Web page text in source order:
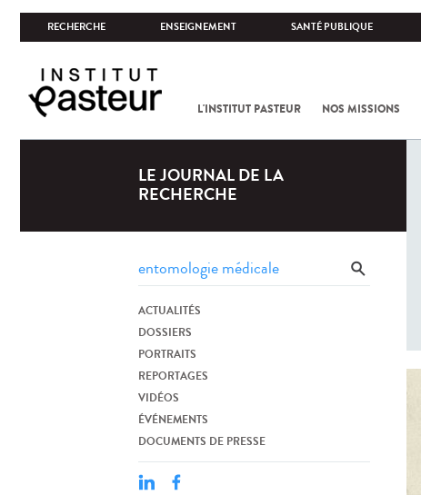
RECHERCHE ENSEIGNEMENT SANTÉ PUBLIQUE
L'INSTITUT PASTEUR NOS MISSIONS
LE JOURNAL DE LA
RECHERCHE
ACTUALITÉS
DOSSIERS
PORTRAITS
REPORTAGES
VIDÉOS
ÉVÉNEMENTS
DOCUMENTS DE PRESSE